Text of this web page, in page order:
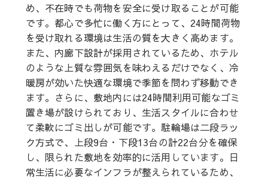
め、不在時でも荷物を安全に受け取ることが可能
です。都心で多忙に働く方にとって、24時間荷物
を受け取れる環境は生活の質を大きく高めます。
また、内廊下設計が採用されているため、ホテル
のような上質な雰囲気を味わえるだけでなく、冷
暖房が効いた快適な環境で季節を問わず移動でき
ます。さらに、敷地内には24時間利用可能なゴミ
置き場が設けられており、生活スタイルに合わせ
て柔軟にゴミ出しが可能です。駐輪場は二段ラッ
ク方式で、上段9台・下段13台の計22台分を確保
し、限られた敷地を効率的に活用しています。日
常生活に必要なインフラが整えられているため、